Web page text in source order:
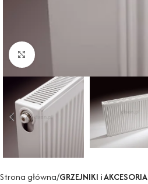
Powiększ
Strona główna GRZEJNIKI i AKCESORIA